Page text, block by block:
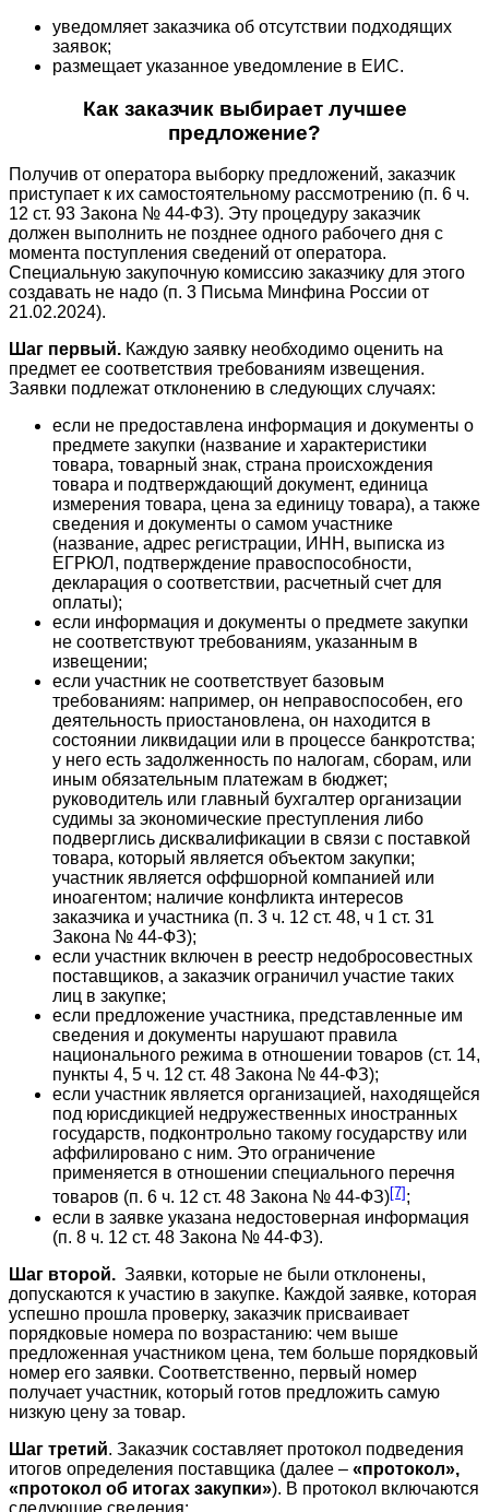
уведомляет заказчика об отсутствии подходящих
заявок;
размещает указанное уведомление в ЕИС.
Как заказчик выбирает лучшее
предложение?
Получив от оператора выборку предложений, заказчик
приступает к их самостоятельному рассмотрению (п. 6 ч.
12 ст. 93 Закона № 44-ФЗ). Эту процедуру заказчик
должен выполнить не позднее одного рабочего дня с
момента поступления сведений от оператора.
Специальную закупочную комиссию заказчику для этого
создавать не надо (п. 3 Письма Минфина России от
21.02.2024).
Шаг первый. Каждую заявку необходимо оценить на
предмет ее соответствия требованиям извещения.
Заявки подлежат отклонению в следующих случаях:
если не предоставлена информация и документы о
предмете закупки (название и характеристики
товара, товарный знак, страна происхождения
товара и подтверждающий документ, единица
измерения товара, цена за единицу товара), а также
сведения и документы о самом участнике
(название, адрес регистрации, ИНН, выписка из
ЕГРЮЛ, подтверждение правоспособности,
декларация о соответствии, расчетный счет для
оплаты);
если информация и документы о предмете закупки
не соответствуют требованиям, указанным в
извещении;
если участник не соответствует базовым
требованиям: например, он неправоспособен, его
деятельность приостановлена, он находится в
состоянии ликвидации или в процессе банкротства;
у него есть задолженность по налогам, сборам, или
иным обязательным платежам в бюджет;
руководитель или главный бухгалтер организации
судимы за экономические преступления либо
подверглись дисквалификации в связи с поставкой
товара, который является объектом закупки;
участник является оффшорной компанией или
иноагентом; наличие конфликта интересов
заказчика и участника (п. 3 ч. 12 ст. 48, ч 1 ст. 31
Закона № 44-ФЗ);
если участник включен в реестр недобросовестных
поставщиков, а заказчик ограничил участие таких
лиц в закупке;
если предложение участника, представленные им
сведения и документы нарушают правила
национального режима в отношении товаров (ст. 14,
пункты 4, 5 ч. 12 ст. 48 Закона № 44-ФЗ);
если участник является организацией, находящейся
под юрисдикцией недружественных иностранных
государств, подконтрольно такому государству или
аффилировано с ним. Это ограничение
применяется в отношении специального перечня
товаров (п. 6 ч. 12 ст. 48 Закона № 44-ФЗ)[7];
если в заявке указана недостоверная информация
(п. 8 ч. 12 ст. 48 Закона № 44-ФЗ).
Шаг второй. Заявки, которые не были отклонены,
допускаются к участию в закупке. Каждой заявке, которая
успешно прошла проверку, заказчик присваивает
порядковые номера по возрастанию: чем выше
предложенная участником цена, тем больше порядковый
номер его заявки. Соответственно, первый номер
получает участник, который готов предложить самую
низкую цену за товар.
Шаг третий. Заказчик составляет протокол подведения
итогов определения поставщика (далее – «протокол»,
«протокол об итогах закупки»). В протокол включаются
следующие сведения: